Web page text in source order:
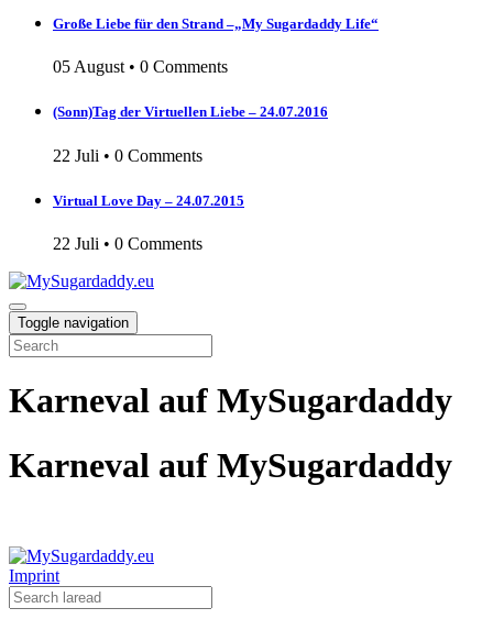
Große Liebe für den Strand –„My Sugardaddy Life“
05 August • 0 Comments
(Sonn)Tag der Virtuellen Liebe – 24.07.2016
22 Juli • 0 Comments
Virtual Love Day – 24.07.2015
22 Juli • 0 Comments
Toggle navigation
Karneval auf MySugardaddy
Karneval auf MySugardaddy
Imprint